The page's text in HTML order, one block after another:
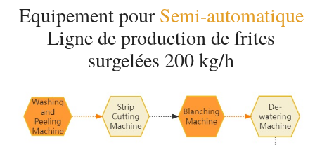
Equipement pourSemi-automatique
Ligne de production de frites
surgelées 200 kg/h